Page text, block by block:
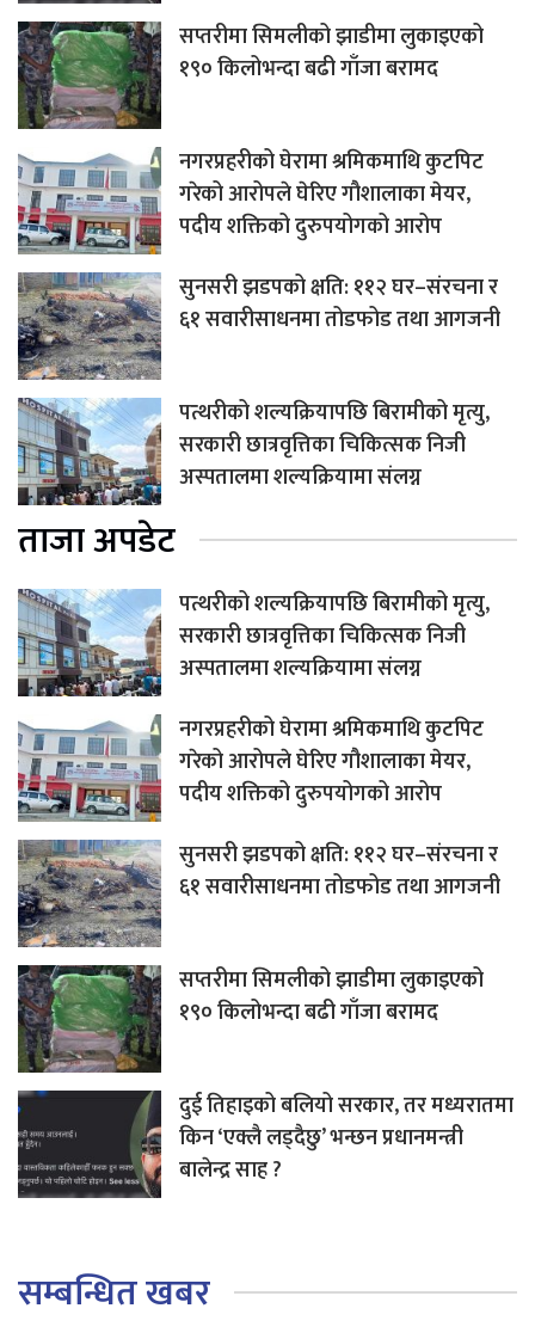
सप्तरीमा सिमलीको झाडीमा लुकाइएको
१९० किलोभन्दा बढी गाँजा बरामद
नगरप्रहरीको घेरामा श्रमिकमाथि कुटपिट
गरेको आरोपले घेरिए गौशालाका मेयर,
पदीय शक्तिको दुरुपयोगको आरोप
सुनसरी झडपको क्षति: ११२ घर–संरचना र
६१ सवारीसाधनमा तोडफोड तथा आगजनी
पत्थरीको शल्यक्रियापछि बिरामीको मृत्यु,
सरकारी छात्रवृत्तिका चिकित्सक निजी
अस्पतालमा शल्यक्रियामा संलग्न
ताजा अपडेट
पत्थरीको शल्यक्रियापछि बिरामीको मृत्यु,
सरकारी छात्रवृत्तिका चिकित्सक निजी
अस्पतालमा शल्यक्रियामा संलग्न
नगरप्रहरीको घेरामा श्रमिकमाथि कुटपिट
गरेको आरोपले घेरिए गौशालाका मेयर,
पदीय शक्तिको दुरुपयोगको आरोप
सुनसरी झडपको क्षति: ११२ घर–संरचना र
६१ सवारीसाधनमा तोडफोड तथा आगजनी
सप्तरीमा सिमलीको झाडीमा लुकाइएको
१९० किलोभन्दा बढी गाँजा बरामद
दुई तिहाइको बलियो सरकार, तर मध्यरातमा
किन ‘एक्लै लड्दैछु’ भन्छन प्रधानमन्त्री
बालेन्द्र साह ?
सम्बन्धित खबर